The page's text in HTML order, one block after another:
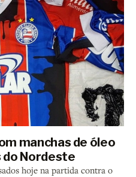
manchas de óleo
do Nordeste
hoje na partida contra o